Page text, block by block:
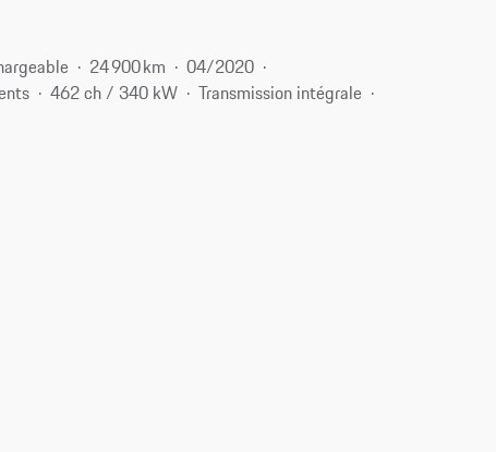
24 900 km
04/2020
462 ch / 340 kW
Transmission intégrale